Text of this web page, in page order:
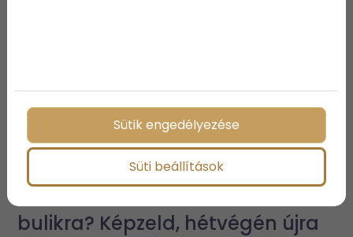
Emlékszel a Dexionos alsóörsi
bulikra? Képzeld, hétvégén újra
Sütik engedélyezése
Süti beállítások